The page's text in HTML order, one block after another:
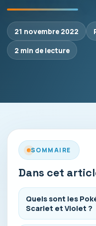
21 novembre 2022
2 min de lecture
SOMMAIRE
Dans cet
Quels sont les
Scarlet et Violet ?